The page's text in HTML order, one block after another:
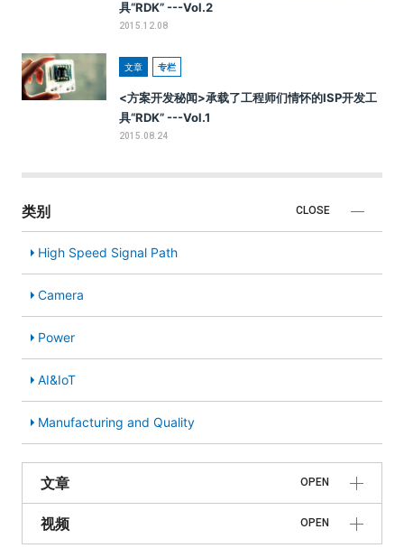
具“RDK” ---Vol.2
2015.12.08
文章 专栏
<方案开发秘闻>承载了工程师们情怀的ISP开发工
具“RDK” ---Vol.1
2015.08.24
类别 CLOSE
High Speed Signal Path
Camera
Power
AI&IoT
Manufacturing and Quality
文章 OPEN
视频 OPEN